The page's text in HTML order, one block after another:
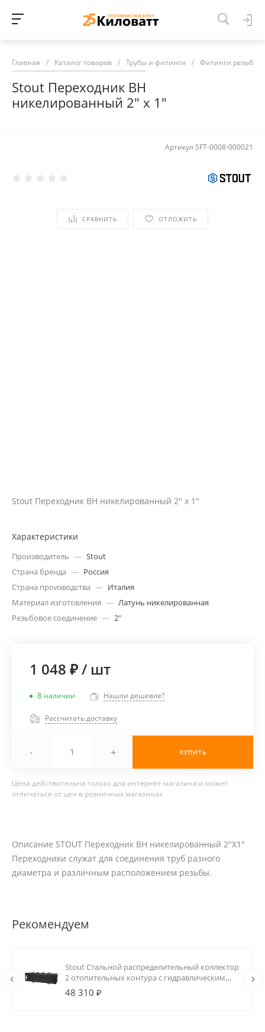
Главная / Каталог товаров / Трубы и фитинги / Фитинги
Stout Переходник ВН
никелированный 2" х 1"
Артикул SFT-0008-000021
СРАВНИТЬ ОТЛОЖИТЬ
Stout Переходник ВН никелированный 2" х 1"
Характеристики
Производитель — Stout
Страна бренда — Россия
Страна производства — Италия
Материал изготовления — Латунь никелированная
Резьбовое соединение — 2"
1 048 ₽/ шт
В наличии Нашли дешевле?
Рассчитать доставку
- + КУПИТЬ
Цена действительна только для интернет-магазина и может
отличаться от цен в розничных магазинах
Описание STOUT Переходник ВН никелированный 2"X1"
Переходники служат для соединения труб разного
диаметра и различным расположением резьбы.
Рекомендуем
Stout Стальной распределительный коллектор
2 отопительных контура с гидравлическим
разделителем DN20
48 310 ₽